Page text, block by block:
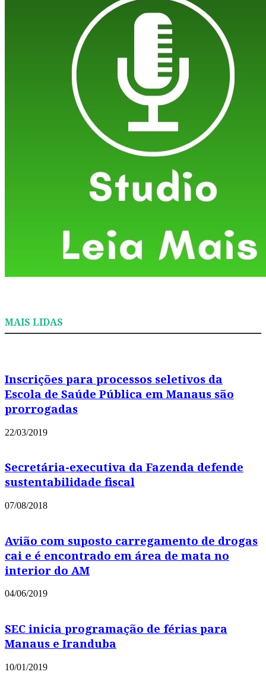
MAIS LIDAS
Inscrições para processos seletivos da
Escola de Saúde Pública em Manaus são
prorrogadas
22/03/2019
Secretária-executiva da Fazenda defende
sustentabilidade fiscal
07/08/2018
Avião com suposto carregamento de drogas
cai e é encontrado em área de mata no
interior do AM
04/06/2019
SEC inicia programação de férias para
Manaus e Iranduba
10/01/2019